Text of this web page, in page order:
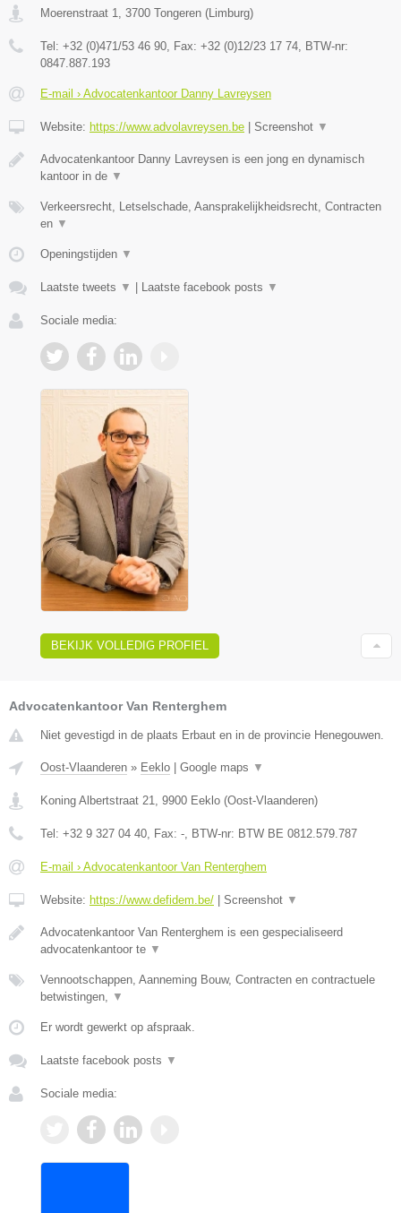
Moerenstraat 1 3700 Tongeren ( Limburg)
Tel: +32 (0)471/53 46 90 , Fax: +32 (0)12/23 17 74 , BTW-nr:
0847.887.193
E-mail › Advocatenkantoor Danny Lavreysen
Website: https://www.advolavreysen.be Screenshot ▼
Advocatenkantoor Danny Lavreysen is een jong en dynamisch
kantoor in de ▼
Verkeersrecht, Letselschade, Aansprakelijkheidsrecht, Contracten
en ▼
Openingstijden ▼
Laatste tweets ▼ Laatste facebook posts ▼
Sociale media:
BEKIJK VOLLEDIG PROFIEL
Advocatenkantoor Van Renterghem
Niet gevestigd in de plaats Erbaut en in de provincie Henegouwen.
Oost-Vlaanderen » Eeklo Google maps ▼
Koning Albertstraat 21 9900 Eeklo (Oost-Vlaanderen)
Tel: +32 9 327 04 40 , Fax: - , BTW-nr: BTW BE 0812.579.787
E-mail › Advocatenkantoor Van Renterghem
Website: https://www.defidem.be/ Screenshot ▼
Advocatenkantoor Van Renterghem is een gespecialiseerd
advocatenkantoor te ▼
Vennootschappen, Aanneming Bouw, Contracten en contractuele
betwistingen,
▼
Er wordt gewerkt op afspraak.
Laatste facebook posts ▼
Sociale media: